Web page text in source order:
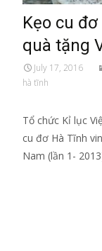
Kẹo cu
quà tặng
July 17, 2016
hà tĩnh
Tổ chức Kỉ lục
cu đơ Hà Tĩnh
Nam (lần 1-